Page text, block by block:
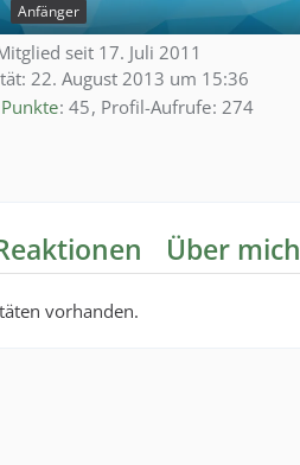
Anfänger
seit 17. Juli 2011
22. August 2013 um 15:36
Punkte 45 Profil-Aufrufe 274
Über mich
vorhanden.